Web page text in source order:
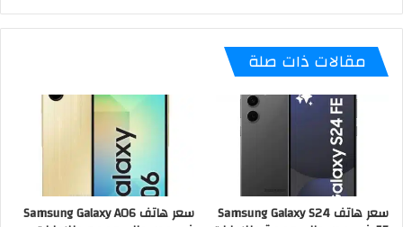
مقالات ذات صلة
سعر هاتف Samsung Galaxy S24 سعر هاتف Samsung Galaxy A06